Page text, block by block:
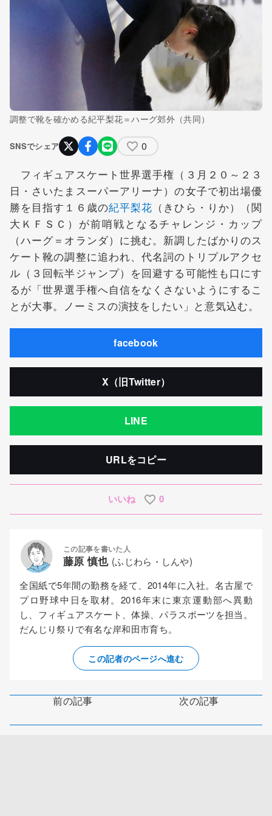
調整で靴を確かめる紀平梨花＝ハーグ郊外（共同）
SNSでシェア 0
フィギュアスケート世界選手権（３月２０～２３
日・さいたまスーパーアリーナ）の女子で初出場優
勝を目指す１６歳の紀平梨花 （きひら・りか）（関
大ＫＦＳＣ）が前哨戦となるチャレンジ・カップ
（ハーグ＝オランダ）に挑む。新調したばかりのス
ケート靴の調整に追われ、代名詞のトリプルアクセ
ル（３回転半ジャンプ）を回避する可能性も口にす
るが「世界選手権へ自信をなくさないようにするこ
とが大事。ノーミスの演技をしたい」と意気込む。
facebook
X（旧Twitter）
LINE
URLをコピー
いいね 0
この記事を書いた人
藤原 慎也 (ふじわら・しんや)
全国紙で5年間の勤務を経て、2014年に入社。名古屋で
プロ野球中日を取材。2016年末に東京運動部へ異動
し、フィギュアスケート、体操、パラスポーツを担当。
だんじり祭りで有名な岸和田市育ち。
この記者のページへ進む
前の記事 次の記事